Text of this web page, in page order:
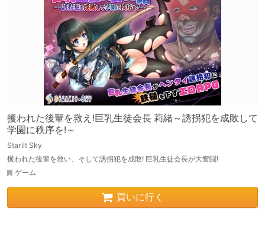
攫われた後輩を救え!巨乳生徒会長 莉緒～誘拐犯を成敗して
学園に秩序を!～
Starlit Sky
攫われた後輩を救い、そして誘拐犯を成敗! 巨乳生徒会長が大奮闘!
ゲーム
買いに行く